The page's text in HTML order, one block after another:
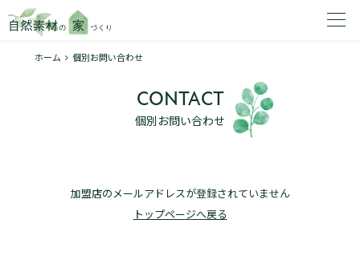
家を建てたいエリアを選択してください。
ホーム 個別お問い合わせ
CONTACT
個別お問い合わせ
加盟店のメールアドレスが登録されていません
トップページへ戻る